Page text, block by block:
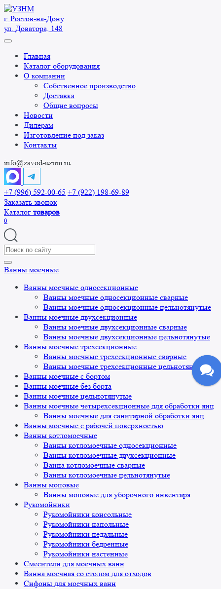
Перейти
к
содержанию
г. Ростов-на-Дону
ул. Доватора, 148
Главная
Каталог оборудования
О компании
Собственное производство
Доставка
Общие вопросы
Новости
Дилерам
Изготовление под заказ
Контакты
info@zavod-uznm.ru
+7 (996) 592-00-65 +7 (922) 198-69-89
Заказать звонок
Каталог товаров
0
Search
for:
Ванны моечные
Ванны моечные односекционные
Ванны моечные односекционные сварные
Ванны моечные односекционные цельнотянутые
Ванны моечные двухсекционные
Ванны моечные двухсекционные сварные
Ванны моечные двухсекционные цельнотянутые
Ванны моечные трехсекционные
Ванны моечные трехсекционные сварные
Ванны моечные трехсекционные цельнотянутые
Ванны моечные с бортом
Ванны моечные без борта
Ванны моечные цельнотянутые
Ванны моечные четырехсекционные для обработки яиц
Ванны моечные для санитарной обработки яиц
Ванны моечные с рабочей поверхностью
Ванны котломоечные
Ванны котломоечные односекционные
Ванны котломоечные двухсекционные
Ванна котломоечные сварные
Ванны котломоечные цельнотянутые
Ванны моповые
Ванны моповые для уборочного инвентаря
Рукомойники
Рукомойники консольные
Рукомойники напольные
Рукомойники педальные
Рукомойники бедренные
Рукомойники настенные
Смесители для моечных ванн
Ванна моечная со столом для отходов
Сифоны для моечных ванн